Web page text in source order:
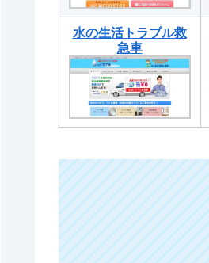
水の生活トラブル救
急車